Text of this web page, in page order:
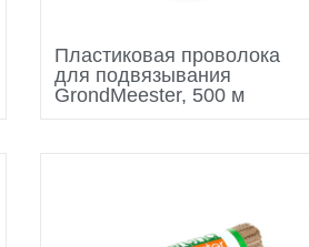
Пластиковая проволока
для подвязывания
GrondMeester, 500 м